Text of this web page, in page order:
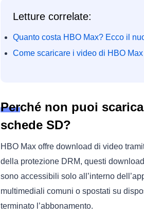
Letture correlate:
Quanto costa HBO Max? Ecco il
Come scaricare i video di HBO
Perché non puoi
schede SD?
HBO Max offre download di video
della protezione DRM, questi
sono accessibili solo all’interno
multimediali comuni o spostati su
terminato l’abbonamento.